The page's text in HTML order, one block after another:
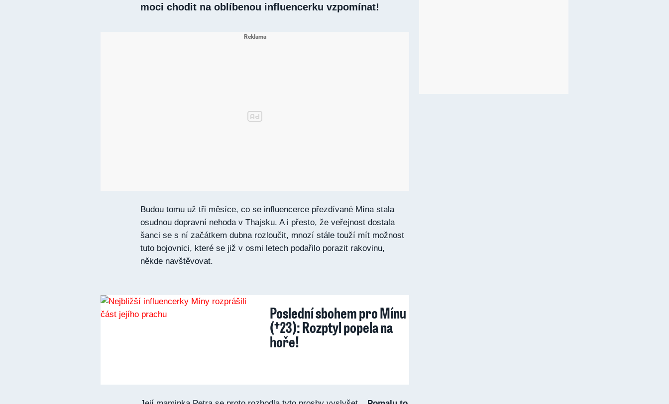
moci chodit na oblíbenou influencerku vzpomínat!
Budou tomu už tři měsíce, co se influencerce přezdívané Mína stala
osudnou dopravní nehoda v Thajsku. A i přesto, že veřejnost dostala
šanci se s ní začátkem dubna rozloučit, mnozí stále touží mít možnost
tuto bojovnici, které se již v osmi letech podařilo porazit rakovinu,
někde navštěvovat.
Poslední sbohem pro Mínu
(†23): Rozptyl popela na
hoře!